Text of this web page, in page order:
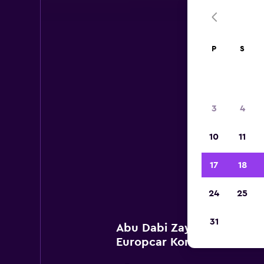
Abu Dabi Zayed Intl
Europcar Konumlarını
P S
3 4
10 11
17 18
24 25
31